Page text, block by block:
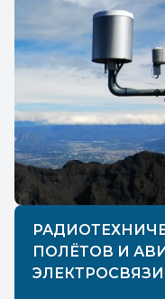
ПОЛЁТОВ И
ЭЛЕКТРОСВЯЗИ